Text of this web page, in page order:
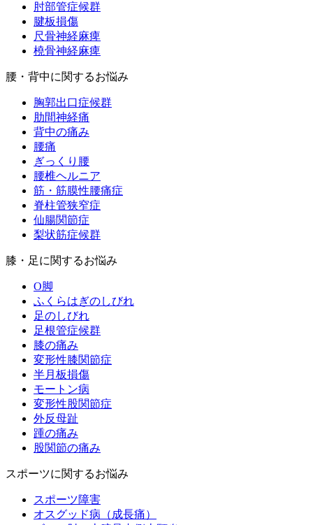
肘部管症候群
腱板損傷
尺骨神経麻痺
橈骨神経麻痺
腰・背中に関するお悩み
胸郭出口症候群
肋間神経痛
背中の痛み
腰痛
ぎっくり腰
腰椎ヘルニア
筋・筋膜性腰痛症
脊柱管狭窄症
仙腸関節症
梨状筋症候群
膝・足に関するお悩み
O脚
ふくらはぎのしびれ
足のしびれ
足根管症候群
膝の痛み
変形性膝関節症
半月板損傷
モートン病
変形性股関節症
外反母趾
踵の痛み
股関節の痛み
スポーツに関するお悩み
スポーツ障害
オスグッド病（成長痛）